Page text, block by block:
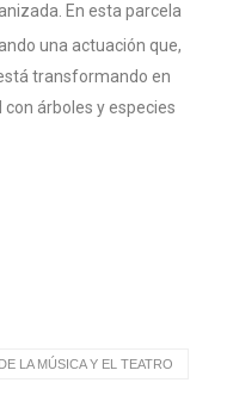
En esta parcela
una actuación que,
transformando en
árboles y especies
LA MÚSICA Y EL TEATRO